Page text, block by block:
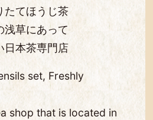
たてほうじ茶
浅草にあって
日本茶専門店
set, Freshly
shop that is located in